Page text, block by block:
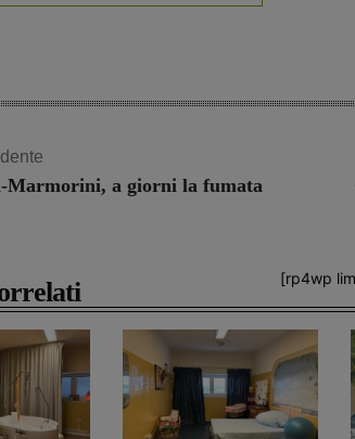
Marmorini, a giorni la fumata
[rp4wp